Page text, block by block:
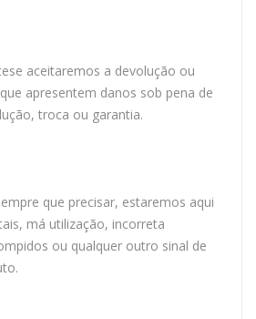
aceitaremos a devolução ou
apresentem danos sob pena de
troca ou garantia.
que precisar, estaremos aqui
má utilização, incorreta
ou qualquer outro sinal de